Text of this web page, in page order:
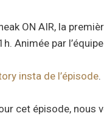
ON AIR, la
Animée par
insta de l’épisode.
cet épisode, nous